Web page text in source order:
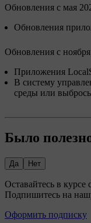
Обновления с мая
Обновления
Обновления с
Приложения
В систему
среды или
Было
Да Нет